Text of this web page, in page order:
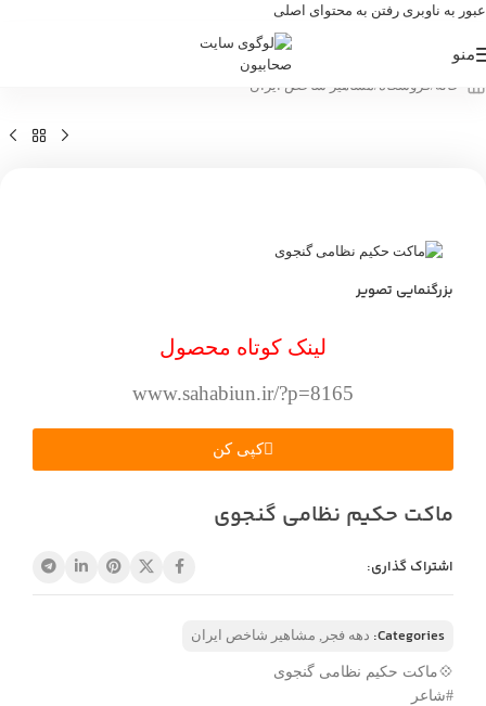
عبور به ناوبری رفتن به محتوای اصلی
منو
خانه /فروشگاه /مشاهیر شاخص ایران
بزرگنمایی تصویر
لینک کوتاه محصول
www.sahabiun.ir/?p=8165
کپی کن
ماکت حکیم نظامی گنجوی
اشتراک گذاری:
Categories: دهه فجر , مشاهیر شاخص ایران
💠ماکت حکیم نظامی گنجوی
#شاعر